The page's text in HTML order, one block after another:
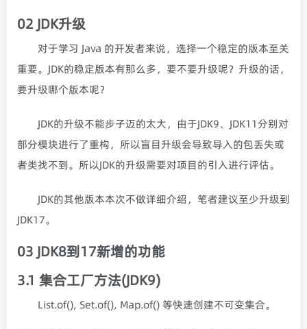
02 JDK升级
对于学习 Java 的开发者来说，选择一个稳定的版本至关
重要。JDK的稳定版本有那么多，要不要升级呢？升级的话，
要升级哪个版本呢？
JDK的升级不能步子迈的太大，由于JDK9、JDK11分别对
部分模块进行了重构，所以盲目升级会导致导入的包丢失或
者类找不到。所以JDK的升级需要对项目的引入进行评估。
JDK的其他版本本次不做详细介绍，笔者建议至少升级到
JDK17。
03 JDK8到17新增的功能
3.1 集合工厂方法(JDK9)
List.of(), Set.of(), Map.of() 等快速创建不可变集合。